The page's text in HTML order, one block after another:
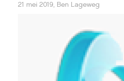
21 mei 2019, Ben Lageweg